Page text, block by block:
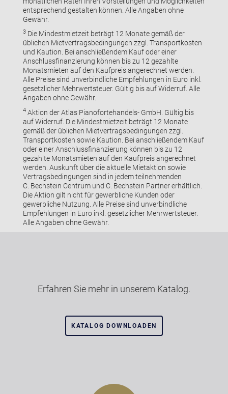
entsprechend gestalten können. Alle Angaben ohne
Gewähr.
3Die Mindestmietzeit beträgt 12 Monate gemäß der
üblichen Mietvertragsbedingungen zzgl. Transportkosten
und Kaution. Bei anschließendem Kauf oder einer
Anschlussfinanzierung können bis zu 12 gezahlte
Monatsmieten auf den Kaufpreis angerechnet werden.
Alle Preise sind unverbindliche Empfehlungen in Euro inkl.
gesetzlicher Mehrwertsteuer. Gültig bis auf Widerruf. Alle
Angaben ohne Gewähr.
4Aktion der Atlas Pianofortehandels- GmbH. Gültig bis
auf Widerruf. Die Mindestmietzeit beträgt 12 Monate
gemäß der üblichen Mietvertragsbedingungen zzgl.
Transportkosten sowie Kaution. Bei anschließendem Kauf
oder einer Anschlussfinanzierung können bis zu 12
gezahlte Monatsmieten auf den Kaufpreis angerechnet
werden. Auskunft über die aktuelle Mietaktion sowie
Vertragsbedingungen sind in jedem teilnehmenden
C. Bechstein Centrum und C. Bechstein Partner erhältlich.
Die Aktion gilt nicht für gewerbliche Kunden oder
gewerbliche Nutzung. Alle Preise sind unverbindliche
Empfehlungen in Euro inkl. gesetzlicher Mehrwertsteuer.
Alle Angaben ohne Gewähr.
Erfahren Sie mehr in unserem Katalog.
KATALOG DOWNLOADEN